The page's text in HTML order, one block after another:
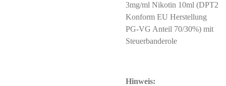
3mg/ml Nikotin 10ml (DPT2
Konform EU Herstellung
PG-VG Anteil 70/30%) mit
Steuerbanderole
Hinweis: